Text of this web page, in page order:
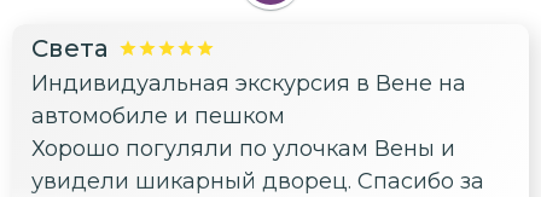
Света
Индивидуальная экскурсия в Вене на
автомобиле и пешком
Хорошо погуляли по улочкам Вены и
увидели шикарный дворец. Спасибо за